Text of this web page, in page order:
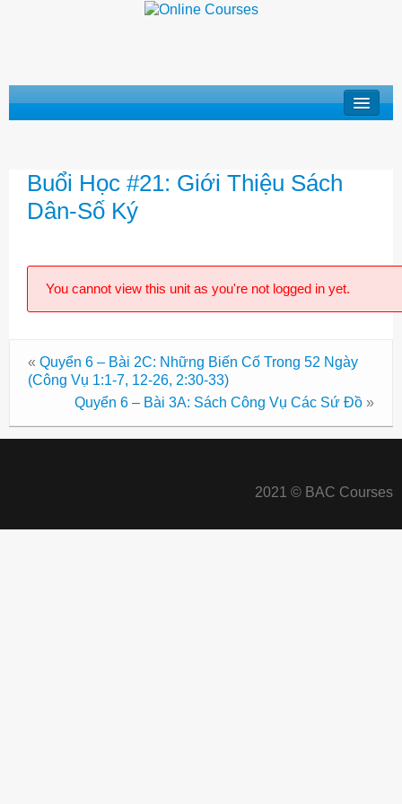
Basic Doctrines Course
Khóa Học “Giới Thiệu Kinh Thánh”
Khóa Học “Mục Vụ Trong Hội Thánh”
Buổi Học #21: Giới Thiệu Sách
Dân-Số Ký
You cannot view this unit as you're not logged in yet.
« Quyển 6 – Bài 2C: Những Biến Cố Trong 52 Ngày
(Công Vụ 1:1-7, 12-26, 2:30-33)
Quyển 6 – Bài 3A: Sách Công Vụ Các Sứ Đồ »
2021 © BAC Courses